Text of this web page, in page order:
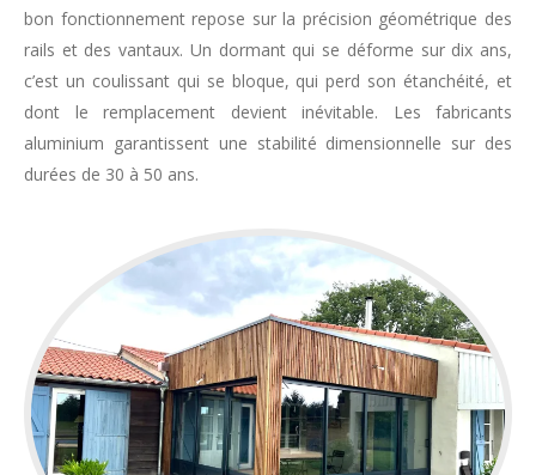
bon fonctionnement repose sur la précision géométrique des
rails et des vantaux. Un dormant qui se déforme sur dix ans,
c’est un coulissant qui se bloque, qui perd son étanchéité, et
dont le remplacement devient inévitable. Les fabricants
aluminium garantissent une stabilité dimensionnelle sur des
durées de 30 à 50 ans.